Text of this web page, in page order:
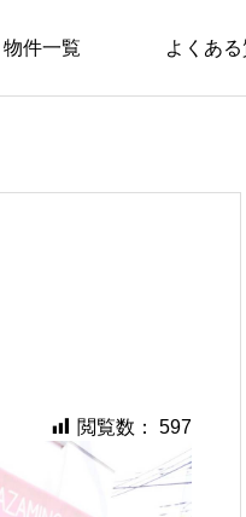
物件一覧 よくある
public_html/wp-
閲覧数： 597